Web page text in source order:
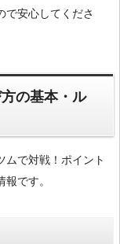
で安心してくださ
の基本・ル
ムで対戦！ポイント
です。